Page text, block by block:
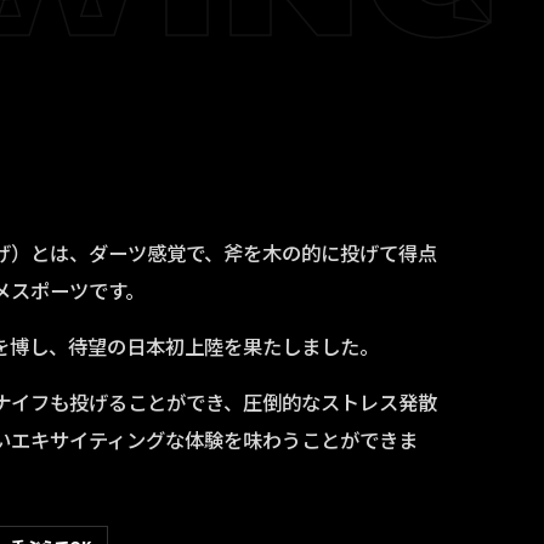
とは、ダーツ感覚で、斧を木の的に投げて得点
ポーツです。
し、待望の日本初上陸を果たしました。
イフも投げることができ、圧倒的なストレス発散
エキサイティングな体験を味わうことができま